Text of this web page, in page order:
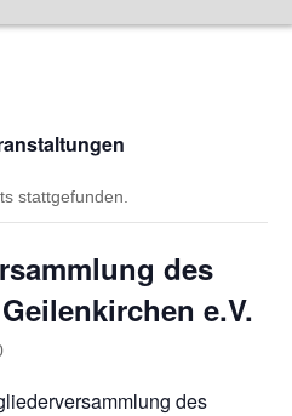
Inhalt
stattgefunden.
des
e.V.
des